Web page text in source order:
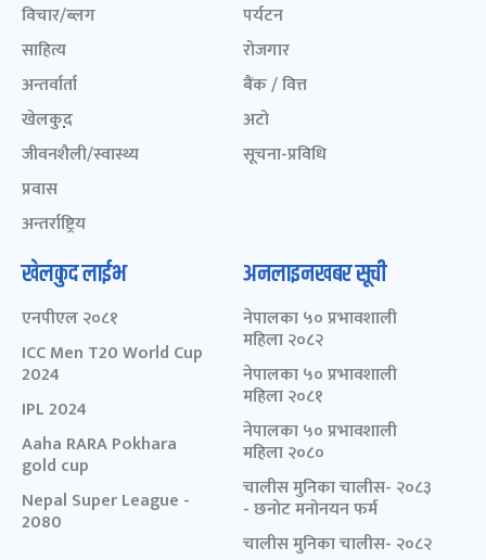
विचार/ब्लग
साहित्य
अन्तर्वार्ता
खेलकुद़़
जीवनशैली/स्वास्थ्य
प्रवास
अन्तर्राष्ट्रिय
पर्यटन
रोजगार
बैंक / वित्त
अटो
सूचना-प्रविधि
खेलकुद लाईभ
एनपीएल २०८१
ICC Men T20 World Cup
2024
IPL 2024
Aaha RARA Pokhara
gold cup
Nepal Super League -
2080
अनलाइनखबर सूची
नेपालका ५० प्रभावशाली
महिला २०८२
नेपालका ५० प्रभावशाली
महिला २०८१
नेपालका ५० प्रभावशाली
महिला २०८०
चालीस मुनिका चालीस- २०८३
- छनोट मनोनयन फर्म
चालीस मुनिका चालीस- २०८२